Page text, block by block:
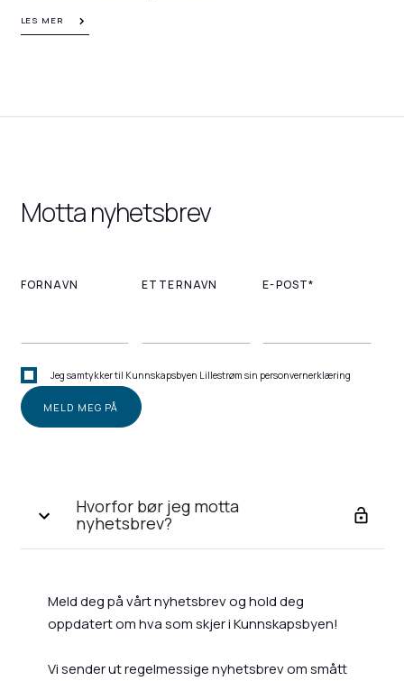
LES MER
Motta nyhetsbrev
FORNAVN ETTERNAVN E-POST*
Jeg samtykker til Kunnskapsbyen Lillestrøm sin personvernerklæring
Hvorfor bør jeg motta
nyhetsbrev?
Meld deg på vårt nyhetsbrev og hold deg
oppdatert om hva som skjer i Kunnskapsbyen!
Vi sender ut regelmessige nyhetsbrev om smått